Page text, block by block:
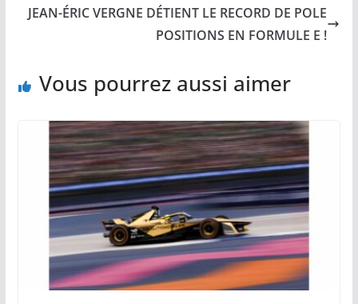
JEAN-ÉRIC VERGNE DÉTIENT LE RECORD DE POLE
POSITIONS EN FORMULE E !
Vous pourrez aussi aimer